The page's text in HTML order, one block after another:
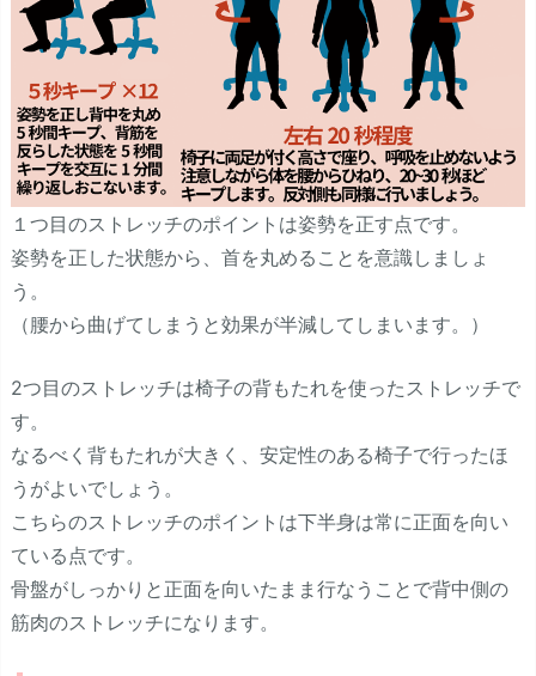
１つ目のストレッチのポイントは姿勢を正す点です。
姿勢を正した状態から、首を丸めることを意識しましょ
う。
（腰から曲げてしまうと効果が半減してしまいます。）
2つ目のストレッチは椅子の背もたれを使ったストレッチで
す。
なるべく背もたれが大きく、安定性のある椅子で行ったほ
うがよいでしょう。
こちらのストレッチのポイントは下半身は常に正面を向い
ている点です。
骨盤がしっかりと正面を向いたまま行なうことで背中側の
筋肉のストレッチになります。